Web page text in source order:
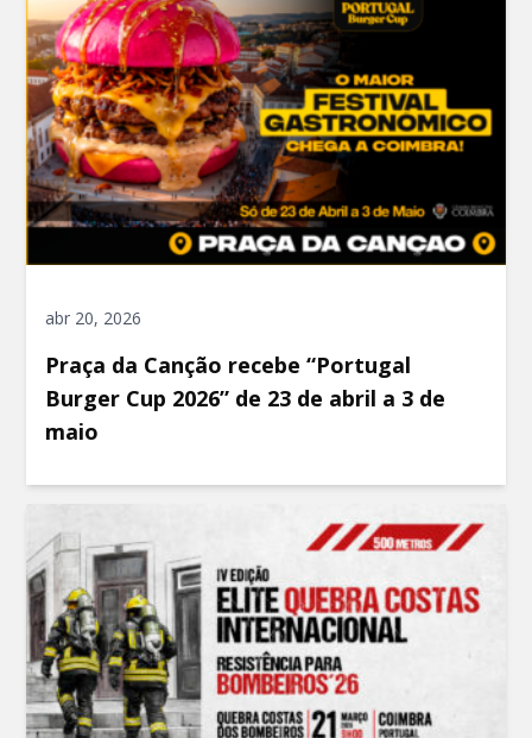
abr 20, 2026
Praça da Canção recebe “Portugal
Burger Cup 2026” de 23 de abril a 3 de
maio